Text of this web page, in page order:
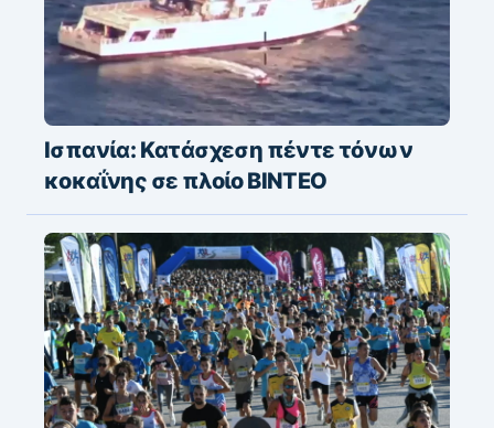
Ισπανία: Kατάσχεση πέντε τόνων
κοκαΐνης σε πλοίο ΒΙΝΤΕΟ